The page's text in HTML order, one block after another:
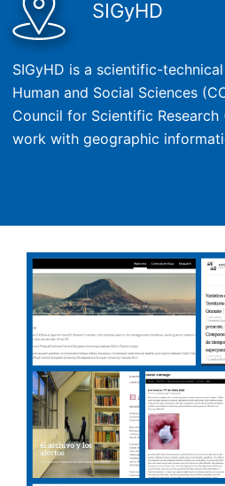
SIGyHD
SIGyHD is a scientific-
Human and Social Sciences
Council for Scientific Research
work with geographic